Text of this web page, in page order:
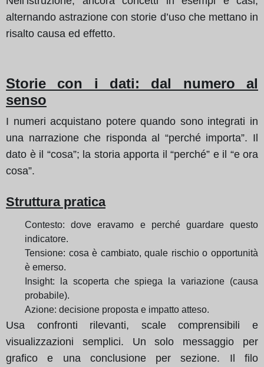
alternando astrazione con storie d’uso che mettano in
risalto causa ed effetto.
Storie con i dati: dal numero al
senso
I numeri acquistano potere quando sono integrati in
una narrazione che risponda al “perché importa”. Il
dato è il “cosa”; la storia apporta il “perché” e il “e ora
cosa”.
Struttura pratica
Contesto: dove eravamo e perché guardare questo
indicatore.
Tensione: cosa è cambiato, quale rischio o opportunità
è emerso.
Insight: la scoperta che spiega la variazione (causa
probabile).
Azione: decisione proposta e impatto atteso.
Usa confronti rilevanti, scale comprensibili e
visualizzazioni semplici. Un solo messaggio per
grafico e una conclusione per sezione. Il filo